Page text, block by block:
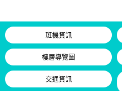
班機資訊
樓層導覽圖
交通資訊